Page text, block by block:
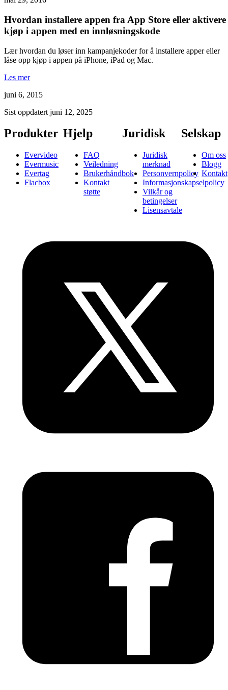
Hvordan installere appen fra App Store eller aktivere
kjøp i appen med en innløsningskode
Lær hvordan du løser inn kampanjekoder for å installere apper eller
låse opp kjøp i appen på iPhone, iPad og Mac.
Les mer
juni 6, 2015
Sist oppdatert juni 12, 2025
Produkter
Evervideo
Evermusic
Evertag
Flacbox
Hjelp
FAQ
Veiledning
Brukerhåndbok
Kontakt
støtte
Juridisk
Juridisk
merknad
Personvernpolicy
Informasjonskapselpolicy
Vilkår og
betingelser
Lisensavtale
Selskap
Om oss
Blogg
Kontakt